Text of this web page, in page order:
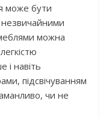
може бути
незвичайними
можна
і навіть
підсвічуванням
чи не